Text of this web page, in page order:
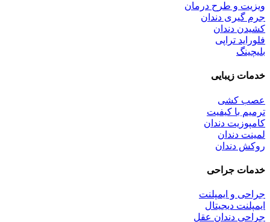
ویزیت و طرح درمان
جرم گیری دندان
کشیدن دندان
فلوراید تراپی
بلیچینگ
خدمات زیبایی
عصب کشی
ترمیم با کیفیت
کامپوزیت دندان
لمینت دندان
روکش دندان
خدمات جراحی
جراحی و ایمپلنت
ایمپلنت دیجیتال
جراحی دندان عقل